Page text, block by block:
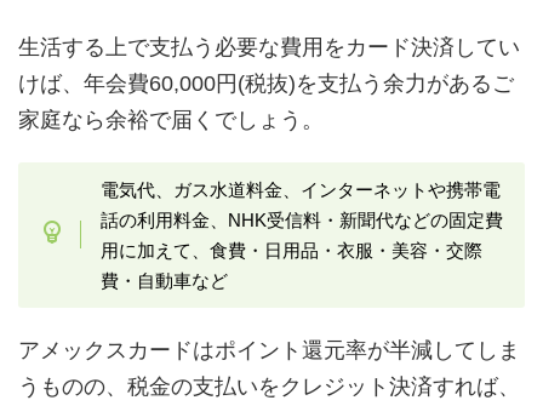
生活する上で支払う必要な費用をカード決済してい
けば、年会費60,000円(税抜)を支払う余力があるご
家庭なら余裕で届くでしょう。
電気代、ガス水道料金、インターネットや携帯電
話の利用料金、NHK受信料・新聞代などの固定費
用に加えて、食費・日用品・衣服・美容・交際
費・自動車など
アメックスカードはポイント還元率が半減してしま
うものの、税金の支払いをクレジット決済すれば、